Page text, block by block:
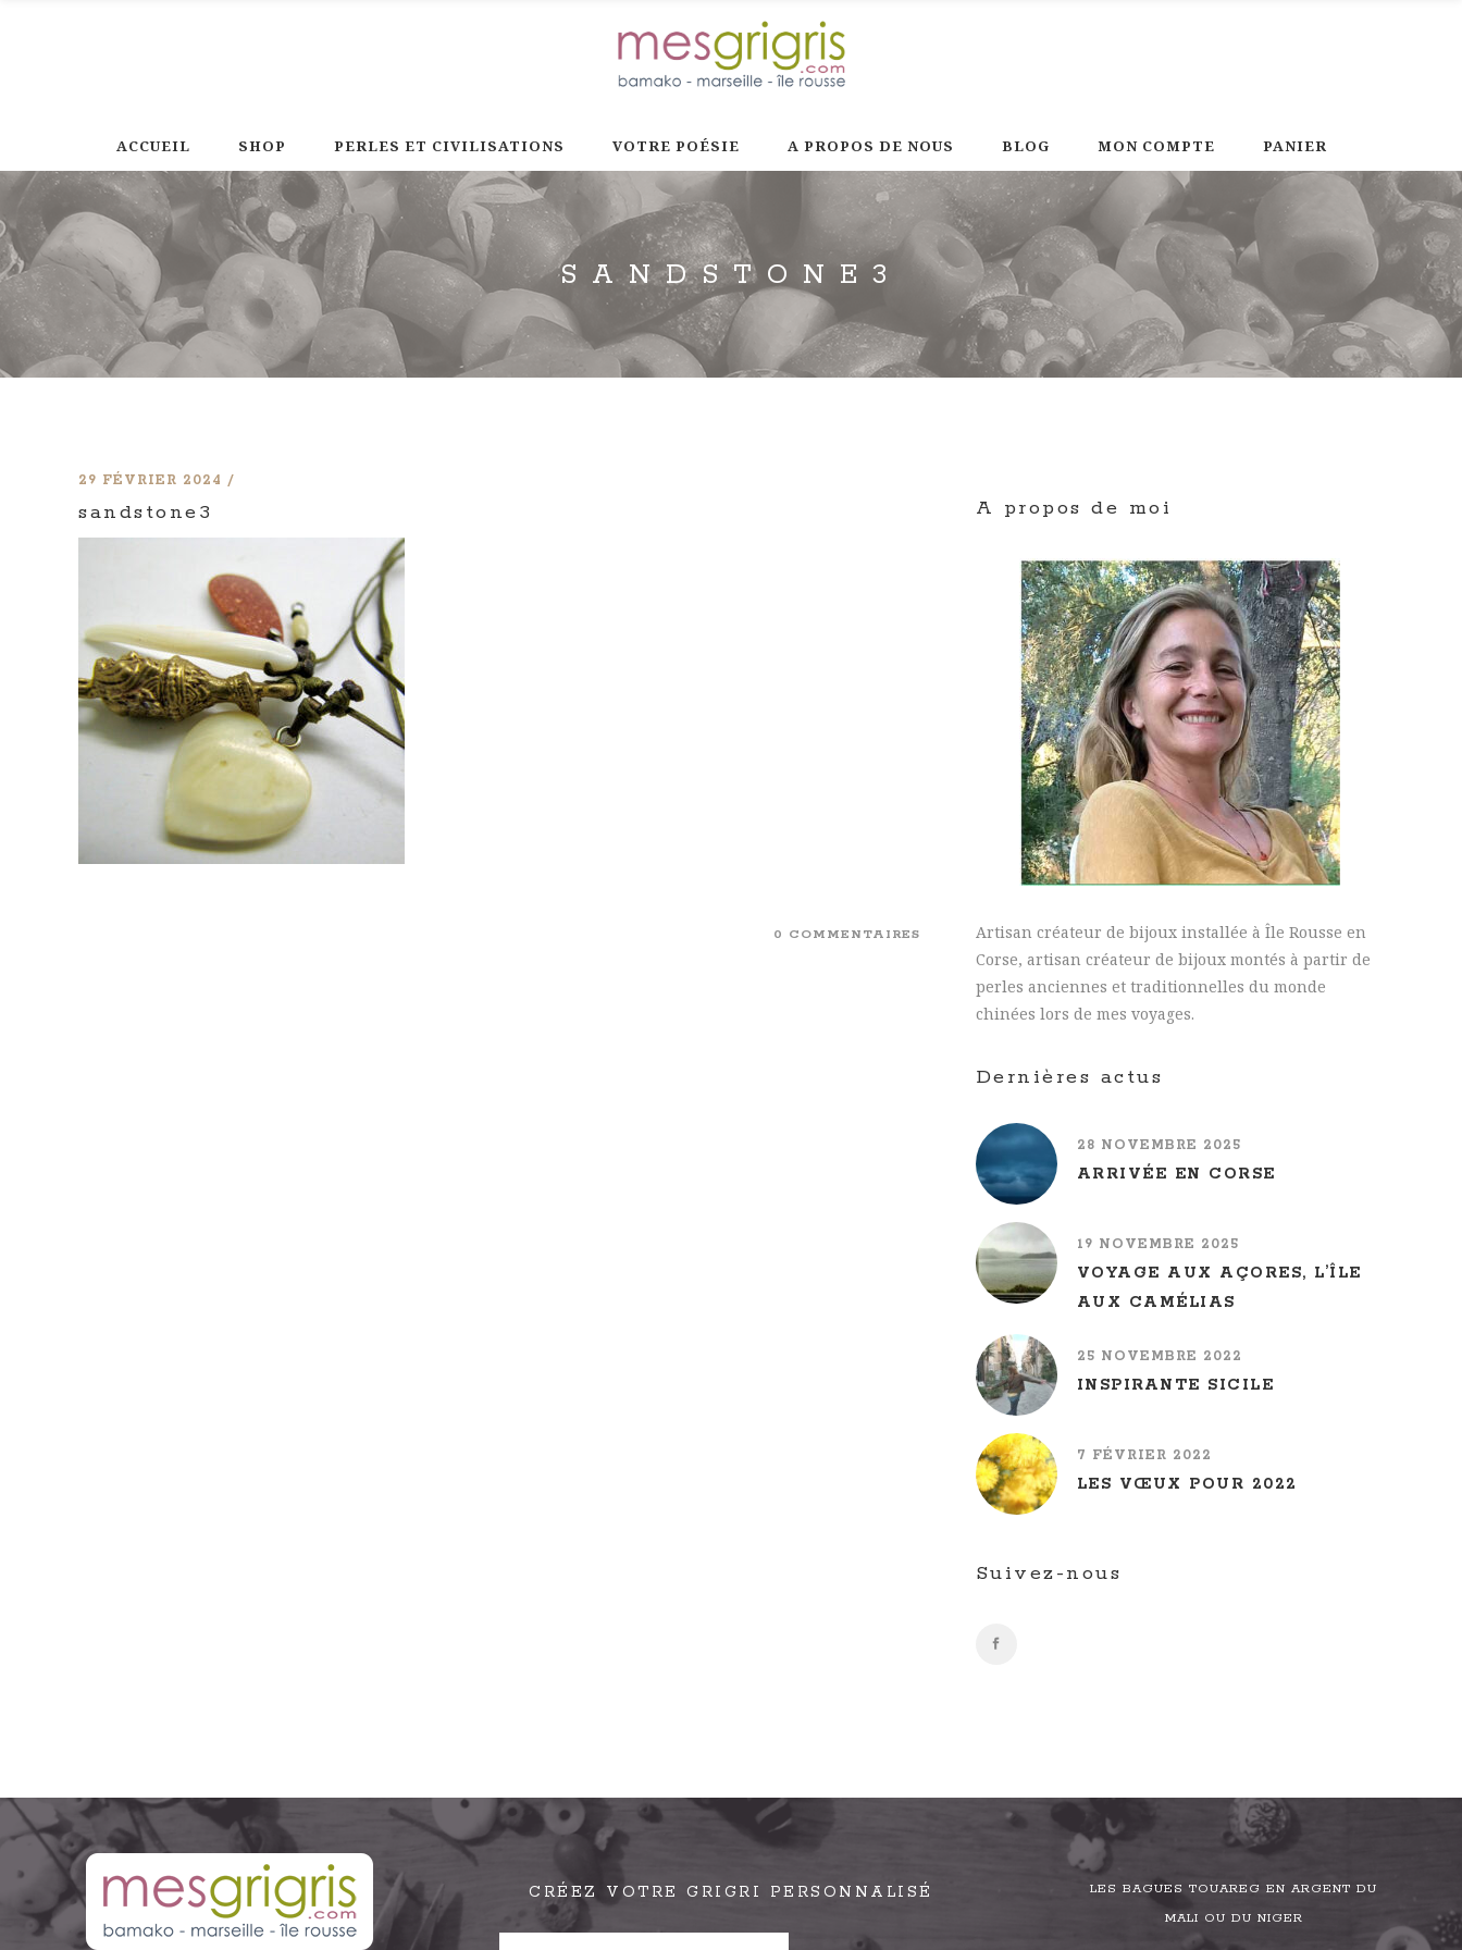
ACCUEIL SHOP PERLES ET CIVILISATIONS VOTRE POÉSIE A PROPOS DE NOUS BLOG MON COMPTE PANIER
SANDSTONE3
29 FÉVRIER 2024
sandstone3
0 COMMENTAIRES
A propos de moi
Artisan créateur de bijoux installée à Île Rousse en
Corse, artisan créateur de bijoux montés à partir de
perles anciennes et traditionnelles du monde
chinées lors de mes voyages.
Dernières actus
28 NOVEMBRE 2025
ARRIVÉE EN CORSE
19 NOVEMBRE 2025
VOYAGE AUX AÇORES, L’ÎLE
AUX CAMÉLIAS
25 NOVEMBRE 2022
INSPIRANTE SICILE
7 FÉVRIER 2022
LES VŒUX POUR 2022
Suivez-nous
CRÉEZ VOTRE GRIGRI PERSONNALISÉ
LES BAGUES TOUAREG EN ARGENT DU
MALI OU DU NIGER